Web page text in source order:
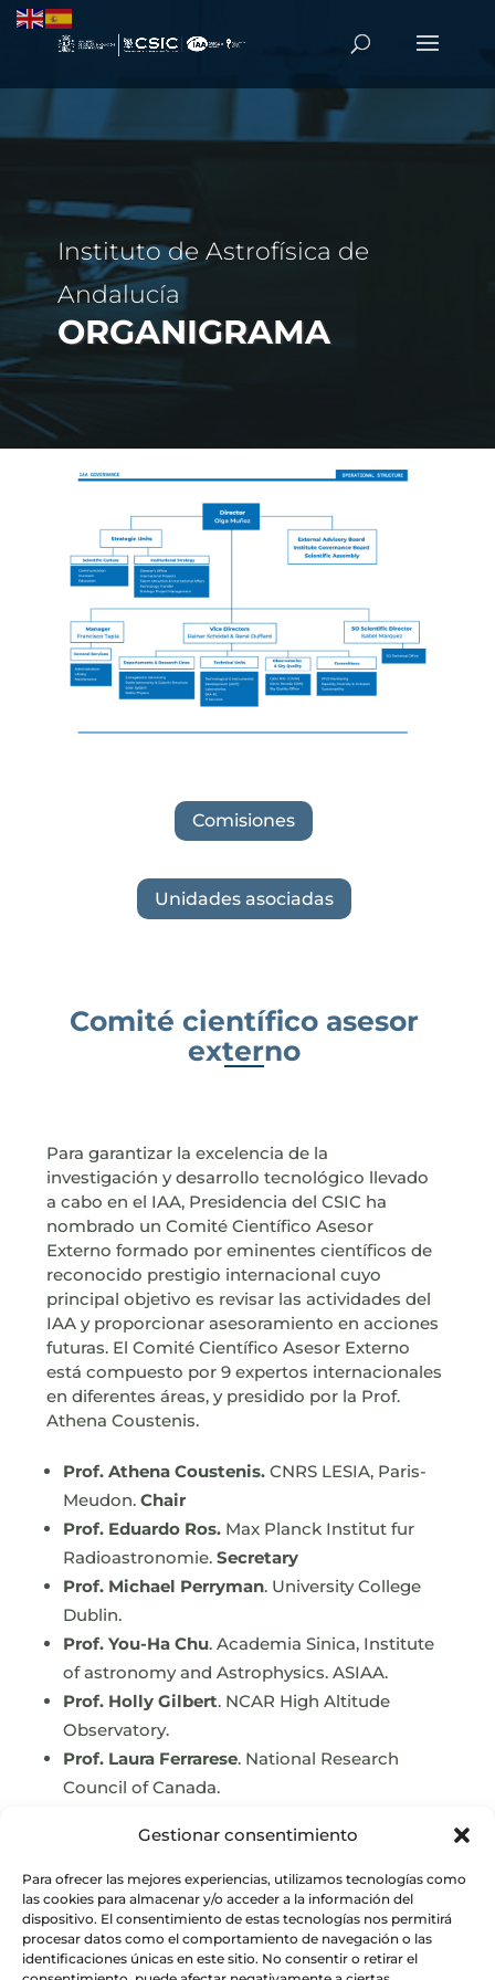
Gestionar consentimiento
Para ofrecer las mejores experiencias, utilizamos tecnologías como
las cookies para almacenar y/o acceder a la información del
dispositivo. El consentimiento de estas tecnologías nos permitirá
procesar datos como el comportamiento de navegación o las
identificaciones únicas en este sitio. No consentir o retirar el
Instituto de Astrofísica de
Andalucía
ORGANIGRAMA
Comisiones
Unidades asociadas
Comité científico asesor
externo
Para garantizar la excelencia de la
investigación y desarrollo tecnológico llevado
a cabo en el IAA, Presidencia del CSIC ha
nombrado un Comité Científico Asesor
Externo formado por eminentes científicos de
reconocido prestigio internacional cuyo
principal objetivo es revisar las actividades del
IAA y proporcionar asesoramiento en acciones
futuras. El Comité Científico Asesor Externo
está compuesto por 9 expertos internacionales
en diferentes áreas, y presidido por la Prof.
Athena Coustenis.
Prof. Athena Coustenis.CNRS LESIA, Paris-
Meudon. Chair
Prof. Eduardo Ros.Max Planck Institut fur
Radioastronomie. Secretary
Prof. Michael Perryman. University College
Dublin.
Prof. You-Ha Chu. Academia Sinica, Institute
of astronomy and Astrophysics. ASIAA.
Prof. Holly Gilbert. NCAR High Altitude
Observatory.
Prof. Laura Ferrarese. National Research
Council of Canada.
Science Institute.
Prof. Nadine Neumayer. Max Planck Institut
fur Astronomie.
Prof. Willy Benz. University of Bern.